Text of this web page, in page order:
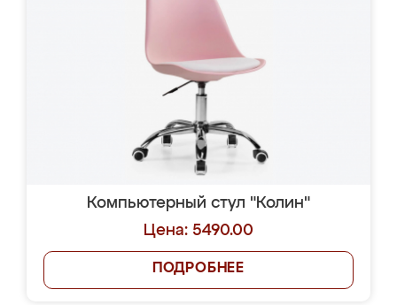
Компьютерный стул "Колин"
Цена: 5490.00
ПОДРОБНЕЕ